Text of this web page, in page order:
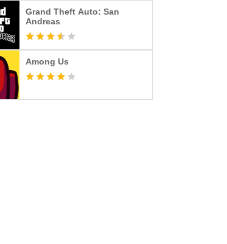
Grand Theft Auto: San
Andreas
Among Us